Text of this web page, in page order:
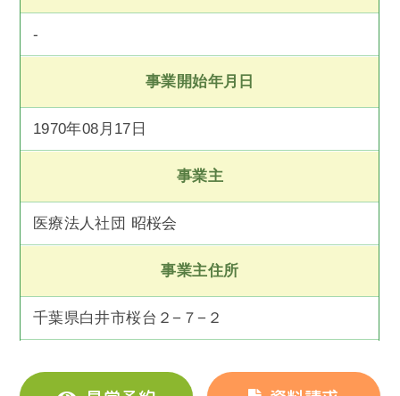
-
事業開始年月日
1970年08月17日
事業主
医療法人社団 昭桜会
事業主住所
千葉県白井市桜台２−７−２